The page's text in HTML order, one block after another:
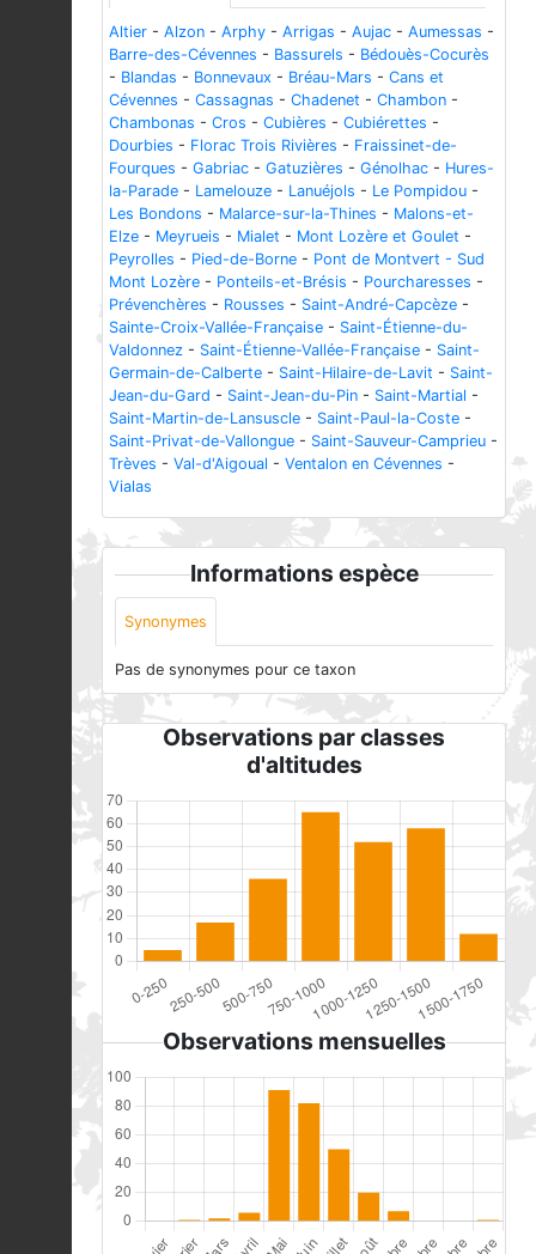
Altier - Alzon - Arphy - Arrigas - Aujac - Aumessas -
Barre-des-Cévennes - Bassurels - Bédouès-Cocurès
- Blandas - Bonnevaux - Bréau-Mars - Cans et
Cévennes - Cassagnas - Chadenet - Chambon -
Chambonas - Cros - Cubières - Cubiérettes -
Dourbies - Florac Trois Rivières - Fraissinet-de-
Fourques - Gabriac - Gatuzières - Génolhac - Hures-
la-Parade - Lamelouze - Lanuéjols - Le Pompidou -
Les Bondons - Malarce-sur-la-Thines - Malons-et-
Elze - Meyrueis - Mialet - Mont Lozère et Goulet -
Peyrolles - Pied-de-Borne - Pont de Montvert - Sud
Mont Lozère - Ponteils-et-Brésis - Pourcharesses -
Prévenchères - Rousses - Saint-André-Capcèze -
Sainte-Croix-Vallée-Française - Saint-Étienne-du-
Valdonnez - Saint-Étienne-Vallée-Française - Saint-
Germain-de-Calberte - Saint-Hilaire-de-Lavit - Saint-
Jean-du-Gard - Saint-Jean-du-Pin - Saint-Martial -
Saint-Martin-de-Lansuscle - Saint-Paul-la-Coste -
Saint-Privat-de-Vallongue - Saint-Sauveur-Camprieu -
Trèves - Val-d'Aigoual - Ventalon en Cévennes -
Vialas
Informations espèce
Synonymes
Pas de synonymes pour ce taxon
Observations par classes
d'altitudes
Observations mensuelles